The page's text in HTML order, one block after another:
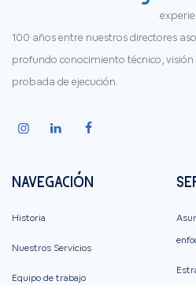
100 años entre nuestros directores
profundo conocimiento técnico,
probada de ejecución.
NAVEGACIÓN
Historia
Nuestros Servicios
Equipo de trabajo